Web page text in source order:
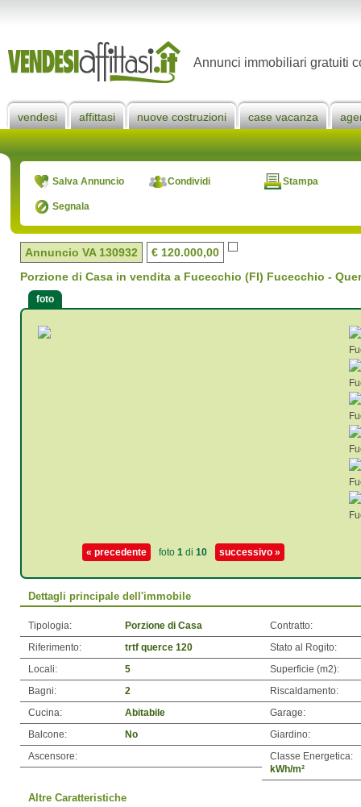
Annunci immobiliari gratuiti
vendesi affittasi nuove costruzioni case vacanza
Salva Annuncio Condividi Stampa
Segnala
Annuncio VA 130932
€ 120.000,00
Porzione di Casa in vendita a Fucecchio (FI) Fucecchio -
foto
« precedente foto 1di 10 successivo »
Dettagli principale dell'immobile
Tipologia: Porzione di Casa
Contratto:
Riferimento:
trtf querce 120
Stato al Rogito:
Locali:
5 Superficie (m2):
Bagni:
2
Riscaldamento:
Cucina:
Abitabile
Garage:
Balcone:
No
Giardino:
Ascensore:
Classe Energetica:
kWh/m²
Altre Caratteristiche